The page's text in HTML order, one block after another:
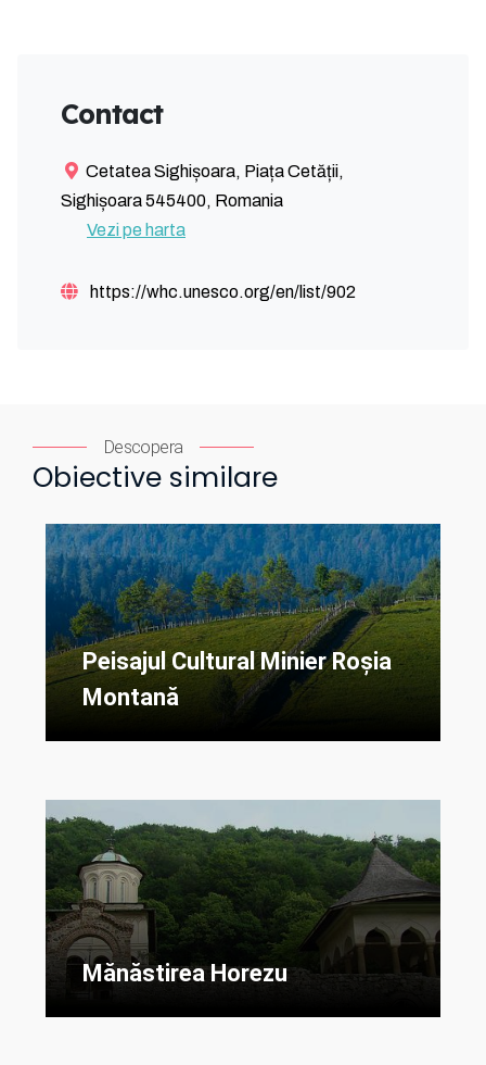
Contact
Cetatea Sighișoara, Piața Cetății,
Sighișoara 545400, Romania
Vezi pe harta
https://whc.unesco.org/en/list/902
Descopera
Obiective similare
Peisajul Cultural Minier Roșia
Montană
Mănăstirea Horezu